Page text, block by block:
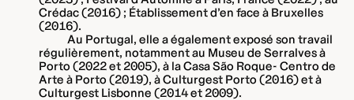
Crédac (2016) ; Établissement d’en face à Bruxelles
(2016).
Au Portugal, elle a également exposé son travail
régulièrement, notamment au Museu de Serralves à
Porto (2022 et 2005), à la Casa São Roque- Centro de
Arte à Porto (2019), à Culturgest Porto (2016) et à
Culturgest Lisbonne (2014 et 2009).